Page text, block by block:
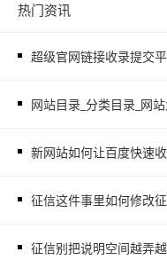
热门资讯
超级官网链接收录提交
网站目录_分类目录_网
新网站如何让百度快速
征信这件事里如何修改
征信别把说明空间越弄